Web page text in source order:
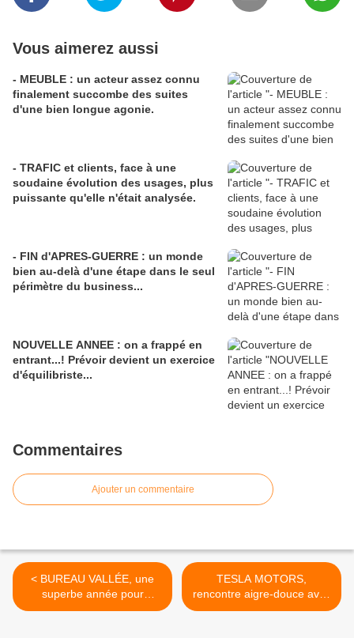
Vous aimerez aussi
- MEUBLE : un acteur assez connu
finalement succombe des suites
d'une bien longue agonie.
- TRAFIC et clients, face à une
soudaine évolution des usages, plus
puissante qu'elle n'était analysée.
- FIN d'APRES-GUERRE : un monde
bien au-delà d'une étape dans le seul
périmètre du business...
NOUVELLE ANNEE : on a frappé en
entrant...! Prévoir devient un exercice
d'équilibriste...
Commentaires
Ajouter un commentaire
< BUREAU VALLÉE, une
superbe année pour
l'enseigne bureautique…
TESLA MOTORS,
rencontre aigre-douce avec
un vieil ami, sur sa route...!